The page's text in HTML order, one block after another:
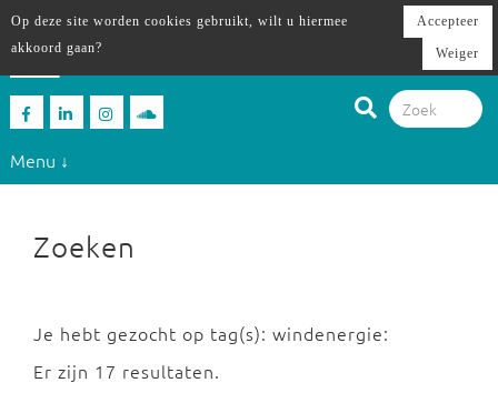
Menu ↓
Zoeken
Je hebt gezocht op tag(s): windenergie:
Er zijn 17 resultaten.
Op deze site worden cookies gebruikt, wilt u hiermee
akkoord gaan?
Accepteer
Weiger